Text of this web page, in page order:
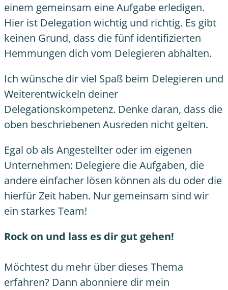
einem gemeinsam eine Aufgabe erledigen.
Hier ist Delegation wichtig und richtig. Es gibt
keinen Grund, dass die fünf identifizierten
Hemmungen dich vom Delegieren abhalten.
Ich wünsche dir viel Spaß beim Delegieren und
Weiterentwickeln deiner
Delegationskompetenz. Denke daran, dass die
oben beschriebenen Ausreden nicht gelten.
Egal ob als Angestellter oder im eigenen
Unternehmen: Delegiere die Aufgaben, die
andere einfacher lösen können als du oder die
hierfür Zeit haben. Nur gemeinsam sind wir
ein starkes Team!
Rock on und lass es dir gut gehen!
Möchtest du mehr über dieses Thema
erfahren? Dann abonniere dir mein